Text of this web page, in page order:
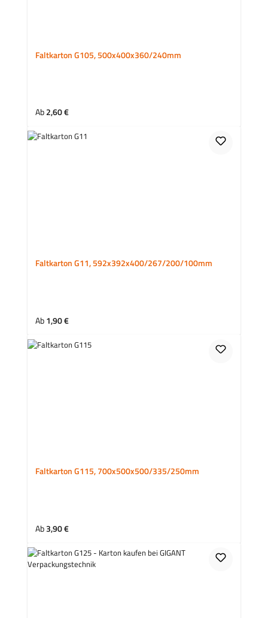
Faltkarton G105, 500x400x360/240mm
Regulärer Preis:
Ab2,60 €
Faltkarton G11, 592x392x400/267/200/100mm
Regulärer Preis:
Ab1,90 €
Faltkarton G115, 700x500x500/335/250mm
Regulärer Preis:
Ab3,90 €